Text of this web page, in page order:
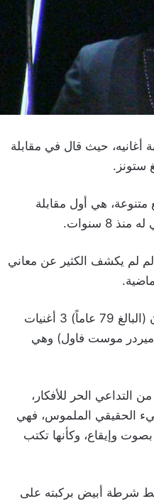
أغانيه، حيث قال في مقابلة
ستونز.
متنوعة، هي أول مقابلة
لم يكشف الكثير عن معاني
وسيصدر ألبوم (راف آند راودي وايز) في 19 يونيو الجاري، حيث أصدر ديلان (البالغ 79 عاماً) 3 أغنيات
ذلك أغنية مدتها 17 دقيقة بعنوان (ميردر موست فاول) وهي
التداعي الحر للأفكار،
الحقيقي الملموس، فهي
وإيقاع، وكأنها تكتب
شرطة أبيض بركبته على